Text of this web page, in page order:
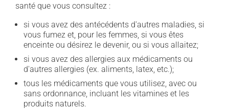
santé que vous consultez :
si vous avez des antécédents d'autres maladies, si
vous fumez et, pour les femmes, si vous êtes
enceinte ou désirez le devenir, ou si vous allaitez;
si vous avez des allergies aux médicaments ou
d'autres allergies (ex. aliments, latex, etc.);
tous les médicaments que vous utilisez, avec ou
sans ordonnance, incluant les vitamines et les
produits naturels.